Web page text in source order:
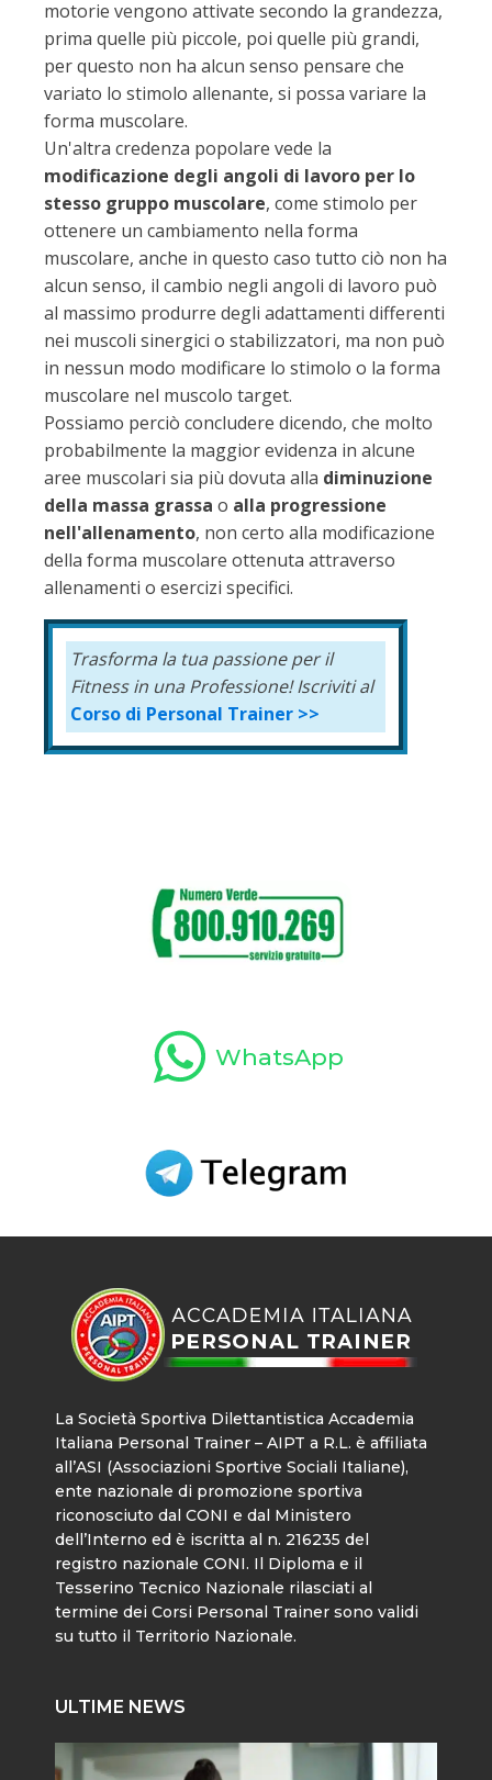
motorie vengono attivate secondo la grandezza,
prima quelle più piccole, poi quelle più grandi,
per questo non ha alcun senso pensare che
variato lo stimolo allenante, si possa variare la
forma muscolare.
Un'altra credenza popolare vede la
modificazione degli angoli di lavoro per lo
stesso gruppo muscolare, come stimolo per
ottenere un cambiamento nella forma
muscolare, anche in questo caso tutto ciò non ha
alcun senso, il cambio negli angoli di lavoro può
al massimo produrre degli adattamenti differenti
nei muscoli sinergici o stabilizzatori, ma non può
in nessun modo modificare lo stimolo o la forma
muscolare nel muscolo target.
Possiamo perciò concludere dicendo, che molto
probabilmente la maggior evidenza in alcune
aree muscolari sia più dovuta alla diminuzione
della massa grassa o alla progressione
nell'allenamento, non certo alla modificazione
della forma muscolare ottenuta attraverso
allenamenti o esercizi specifici.
Trasforma la tua passione per il
Fitness in una Professione! Iscriviti al
Corso di Personal Trainer >>
WhatsApp
La Società Sportiva Dilettantistica Accademia
Italiana Personal Trainer – AIPT a R.L. è affiliata
all’ASI (Associazioni Sportive Sociali Italiane),
ente nazionale di promozione sportiva
riconosciuto dal CONI e dal Ministero
dell’Interno ed è iscritta al n. 216235 del
registro nazionale CONI. Il Diploma e il
Tesserino Tecnico Nazionale rilasciati al
termine dei Corsi Personal Trainer sono validi
su tutto il Territorio Nazionale.
ULTIME NEWS